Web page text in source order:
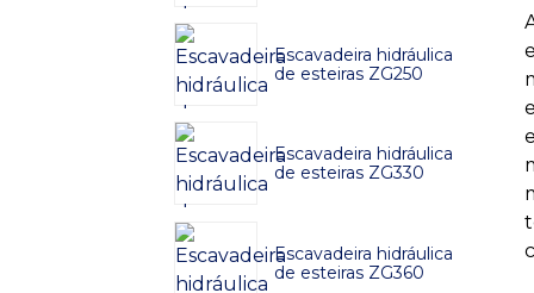
Escavadeira hidráulica
de esteiras ZG250
Escavadeira hidráulica
de esteiras ZG330
Escavadeira hidráulica
de esteiras ZG360